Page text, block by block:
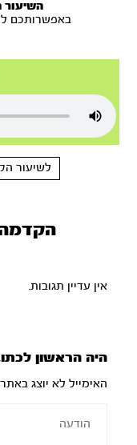
השיעור
באפשרותכם
לשיעור
הקדמה
אין עדיין תגובות.
היה הראשון לכתוב סקירה
האימייל לא יוצג